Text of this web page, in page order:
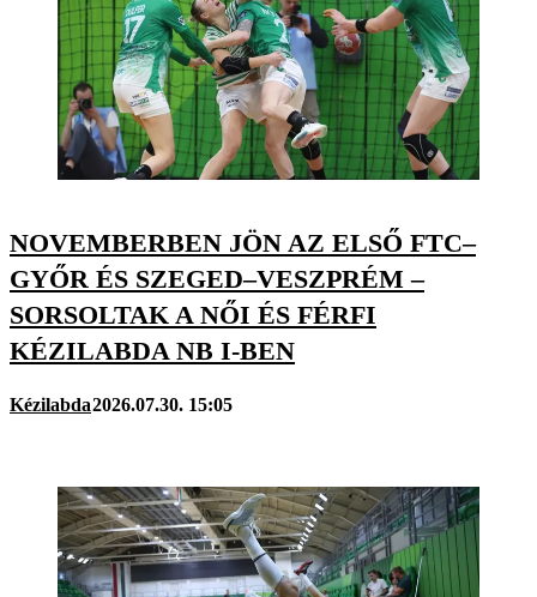
NOVEMBERBEN JÖN AZ ELSŐ FTC–
GYŐR ÉS SZEGED–VESZPRÉM –
SORSOLTAK A NŐI ÉS FÉRFI
KÉZILABDA NB I-BEN
Kézilabda2026.07.30. 15:05